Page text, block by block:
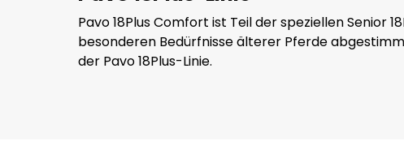
Pavo 18Plus Comfort ist Teil der speziellen Senior
besonderen Bedürfnisse älterer Pferde
der Pavo 18Plus-Linie.